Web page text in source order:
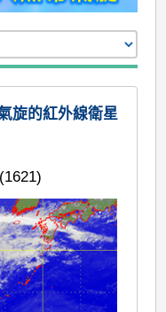
旋的紅外線衛星